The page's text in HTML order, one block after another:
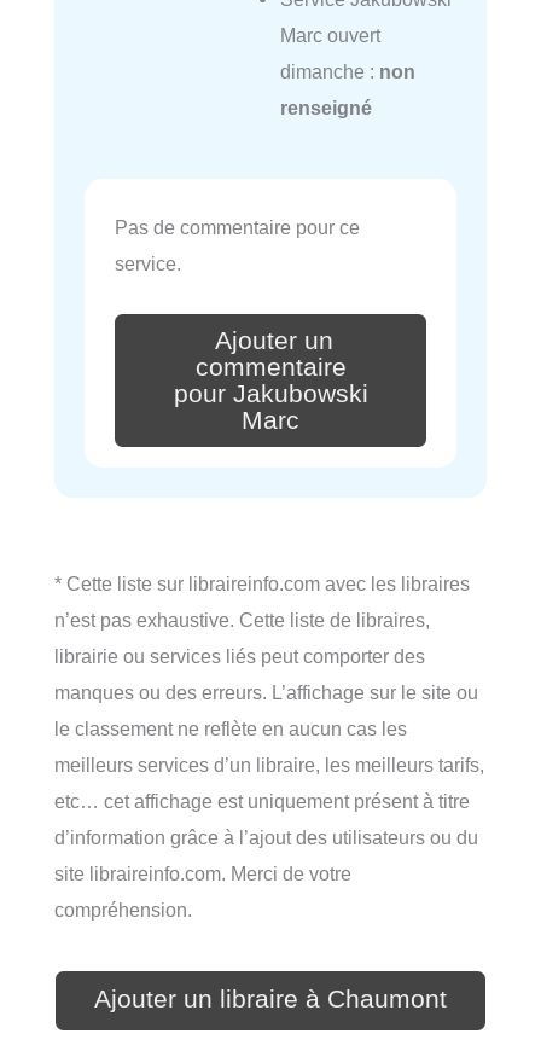
Marc ouvert
dimanche : non
renseigné
Pas de commentaire pour ce
service.
Ajouter un
commentaire
pour Jakubowski
Marc
* Cette liste sur libraireinfo.com avec les libraires
n’est pas exhaustive. Cette liste de libraires,
librairie ou services liés peut comporter des
manques ou des erreurs. L’affichage sur le site ou
le classement ne reflète en aucun cas les
meilleurs services d’un libraire, les meilleurs tarifs,
etc… cet affichage est uniquement présent à titre
d’information grâce à l’ajout des utilisateurs ou du
site libraireinfo.com. Merci de votre
compréhension.
Ajouter un libraire à Chaumont